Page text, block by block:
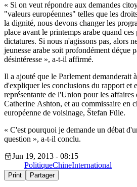
« Si on veut répondre aux demandes
"valeurs européennes" telles que les
la dignité, nous devons changer les
place avant le printemps arabe quand ces
dictatures. Si nous n'agissons pas, alors
jeunesse arabe soit profondément déçue
désintéresse », a-t-il affirmé.
Il a ajouté que le Parlement demanderait
d'expliquer les conclusions du rapport et
représentante de l'Union pour les affaires
Catherine Ashton, et au commissaire en
européenne de voisinage, Štefan Füle.
« C'est pourquoi je demande un débat
question », a-t-il conclu.
Jun 19, 2013 - 08:15
PolitiqueChineInternational
Print Partager